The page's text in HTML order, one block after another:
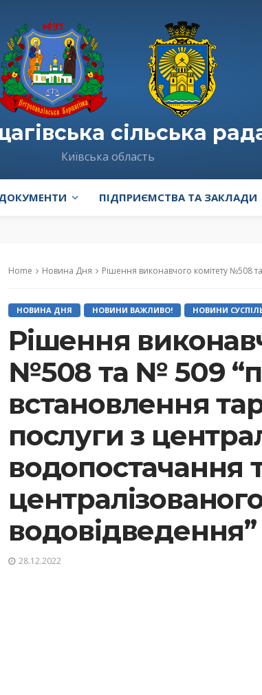
сільська
Київська область
ПІДПРИЄМСТВА ТА ЗАКЛАДИ
Home Новина Дня Рішення виконавчого комітету №508 та № 509 “про встановлення
НОВИНА ДНЯ НОВИНИ ВАЖЛИВО! НОВИНИ
Рішення
№508 та № 509
встановлення
послуги з
водопостачання
водовідведення”
28.12.2022